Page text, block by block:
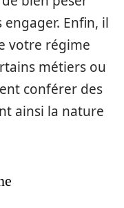
Enfin, il
votre régime
métiers ou
conférer des
ainsi la nature